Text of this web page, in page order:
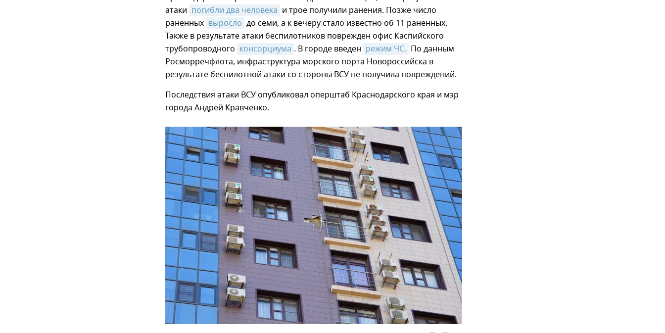
атаки погибли два человека и трое получили ранения. Позже число
раненных выросло до семи, а к вечеру стало известно об 11 раненных.
Также в результате атаки беспилотников поврежден офис Каспийского
трубопроводного консорциума . В городе введен режим ЧС. По данным
Росморречфлота, инфраструктура морского порта Новороссийска в
результате беспилотной атаки со стороны ВСУ не получила повреждений.
Последствия атаки ВСУ опубликовал оперштаб Краснодарского края и мэр
города Андрей Кравченко.